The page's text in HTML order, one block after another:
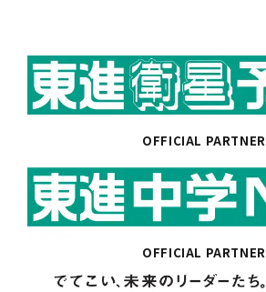
OFFICIAL PARTNER
OFFICIAL PARTNER